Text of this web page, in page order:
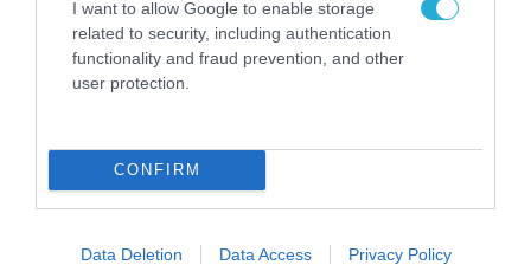
I want to allow Google to enable storage
related to security, including authentication
functionality and fraud prevention, and other
user protection.
CONFIRM
Data Deletion Data Access Privacy Policy